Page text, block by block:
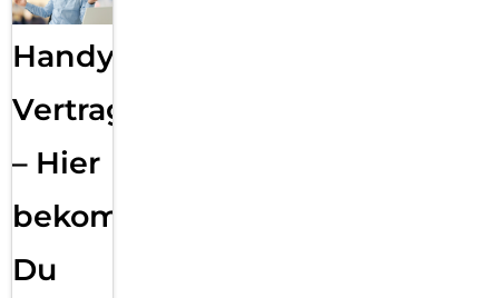
Handy
Vertragsabwicklung
– Hier
bekommst
Du